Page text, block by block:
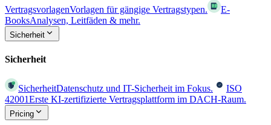
VertragsvorlagenVorlagen für gängige Vertragstypen.
E-
BooksAnalysen, Leitfäden & mehr.
Sicherheit
Sicherheit
SicherheitDatenschutz und IT-Sicherheit im Fokus.
ISO
42001Erste KI-zertifizierte Vertragsplattform im DACH-Raum.
Pricing